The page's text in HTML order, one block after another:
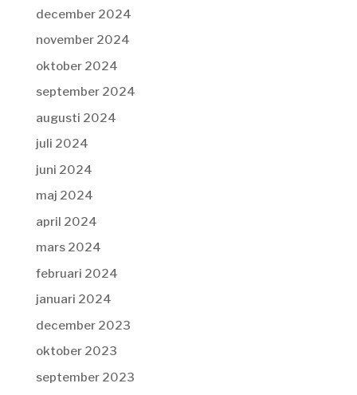
december 2024
november 2024
oktober 2024
september 2024
augusti 2024
juli 2024
juni 2024
maj 2024
april 2024
mars 2024
februari 2024
januari 2024
december 2023
oktober 2023
september 2023